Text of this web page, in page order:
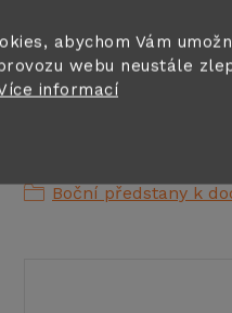
abychom Vám
webu neustále
informací
EAN::
Boční předstany k